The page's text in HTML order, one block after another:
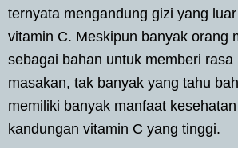
ternyata mengandung gizi yang
vitamin C. Meskipun banyak orang
sebagai bahan untuk memberi rasa
masakan, tak banyak yang tahu
memiliki banyak manfaat
kandungan vitamin C yang tinggi.